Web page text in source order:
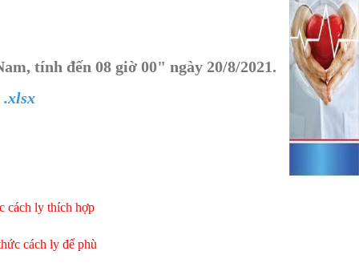
tính đến 08 giờ 00" ngày 20/8/2021.
.xlsx
cách ly thích hợp
cách ly để phù